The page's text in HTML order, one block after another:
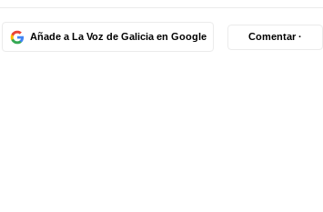
Añade a La Voz de Galicia en Google Comentar ·